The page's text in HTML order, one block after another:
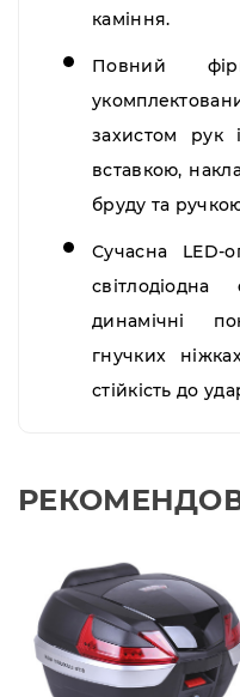
каміння.
Повний
захистом рук
вставкою,
бруду та
Сучасна LED-
динамічні
гнучких
стійкість до